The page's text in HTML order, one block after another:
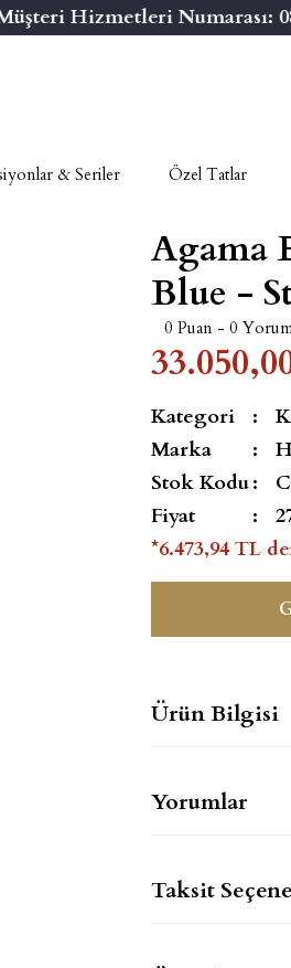
Hizmetleri Numarası:
& Seriler Özel Tatlar
Agama
Blue -
0 Puan - 0
Kategori
Marka
Stok Kodu
Fiyat
*6.473,94 TL
Ürün Bilgisi
Yorumlar
Taksit